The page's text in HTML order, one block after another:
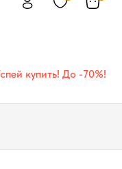
купить! До -70%!